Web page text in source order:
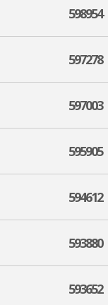
598954
597278
597003
595905
594612
593880
593652